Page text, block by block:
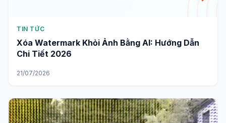
TIN TỨC
Xóa Watermark Khỏi Ảnh Bằng AI: Hướng Dẫn
Chi Tiết 2026
21/07/2026